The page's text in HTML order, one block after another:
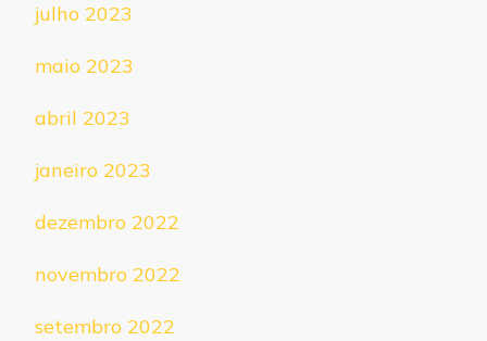
julho 2023
maio 2023
abril 2023
janeiro 2023
dezembro 2022
novembro 2022
setembro 2022